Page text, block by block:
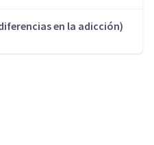
en la adicción)